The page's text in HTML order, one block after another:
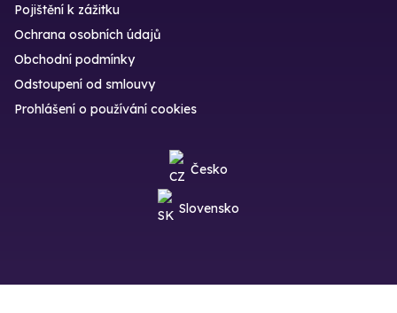
Pojištění k zážitku
Ochrana osobních údajů
Obchodní podmínky
Odstoupení od smlouvy
Prohlášení o používání cookies
Česko
Slovensko